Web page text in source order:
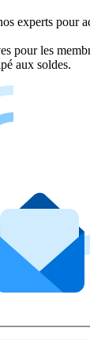
experts pour
pour les
aux soldes.